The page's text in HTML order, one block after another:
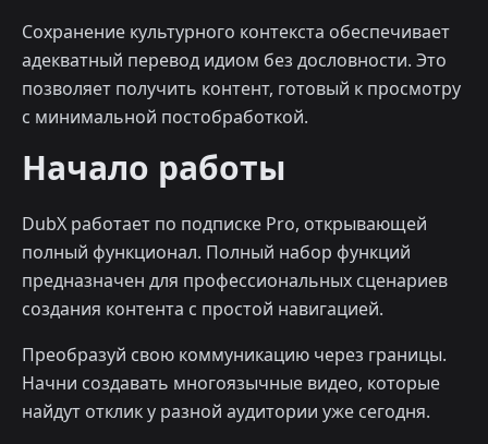
Сохранение культурного контекста обеспечивает
адекватный перевод идиом без дословности. Это
позволяет получить контент, готовый к просмотру
с минимальной постобработкой.
Начало работы
DubX работает по подписке Pro, открывающей
полный функционал. Полный набор функций
предназначен для профессиональных сценариев
создания контента с простой навигацией.
Преобразуй свою коммуникацию через границы.
Начни создавать многоязычные видео, которые
найдут отклик у разной аудитории уже сегодня.